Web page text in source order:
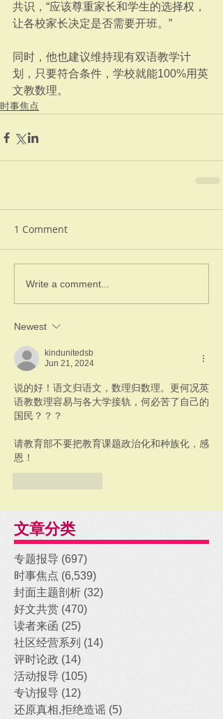
共识，“应该尊重家长和学生的选择权，
让各校家长决定是否需要开班。”
同时，他也建议维持现有双语教学计
划，只要符合条件，学校就能100%用英
文教数理。
时事焦点
1 Comment
Write a comment...
Newest
kindunitedsb
Jun 21, 2024
说的好！语文归语文，数理归数理。更何况英
语教数理容易与各大学接轨，何必苦了自己的
国民？？？
请教育部不要把教育课题政治化和种族化，感
恩！
文章分类
专题报导 (697)
时事焦点 (6,539)
封面主题剖析 (32)
好文共赏 (470)
读者来函 (25)
社区经营系列 (14)
评时论政 (14)
活动报导 (105)
专访报导 (12)
还原真相,拒绝造谣 (5)